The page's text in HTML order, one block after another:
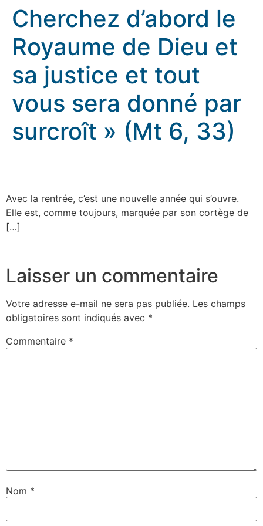
Cherchez d’abord le
Royaume de Dieu et
sa justice et tout
vous sera donné par
surcroît » (Mt 6, 33)
Avec la rentrée, c’est une nouvelle année qui s’ouvre.
Elle est, comme toujours, marquée par son cortège de
[…]
Laisser un commentaire
Votre adresse e-mail ne sera pas publiée. Les champs
obligatoires sont indiqués avec *
Commentaire *
Nom *